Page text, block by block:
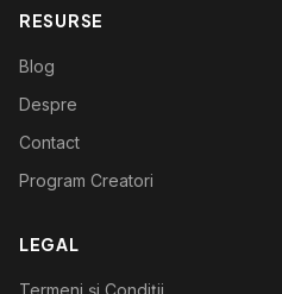
RESURSE
Blog
Despre
Contact
Program Creatori
LEGAL
Termeni și Condiții